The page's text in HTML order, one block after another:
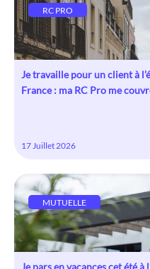
RC PRO
Je travaille pour un client à
France : ma RC Pro me
17 Juillet 2026
MUTUELLE
Je pars en vacances cet été